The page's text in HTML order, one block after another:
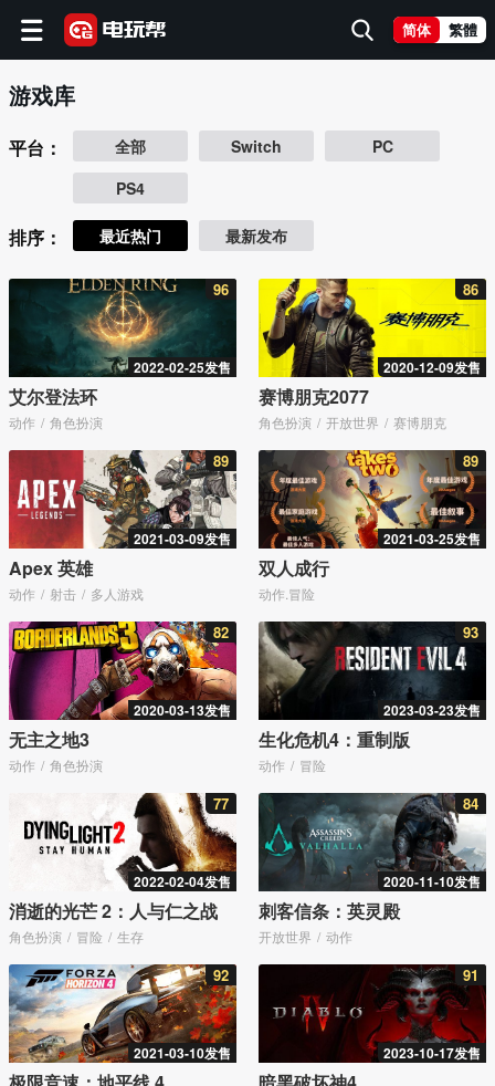
简体 繁體
游戏库
平台： 全部 Switch
PC
PS4
排序： 最近热门 最新发布
2022-02-25发售
96
艾尔登法环
动作 角色扮演
2020-12-09发售
86
赛博朋克2077
角色扮演 开放世界 赛博朋克
2021-03-09发售
89
Apex 英雄
动作 射击 多人游戏
2021-03-25发售
89
双人成行
动作.冒险
2020-03-13发售
82
无主之地3
动作 角色扮演
2023-03-23发售
93
生化危机4：重制版
动作 冒险
2022-02-04发售
77
消逝的光芒 2：人与仁之战
角色扮演 冒险 生存
2020-11-10发售
84
刺客信条：英灵殿
开放世界 动作
2021-03-10发售
92
2023-10-17发售
91